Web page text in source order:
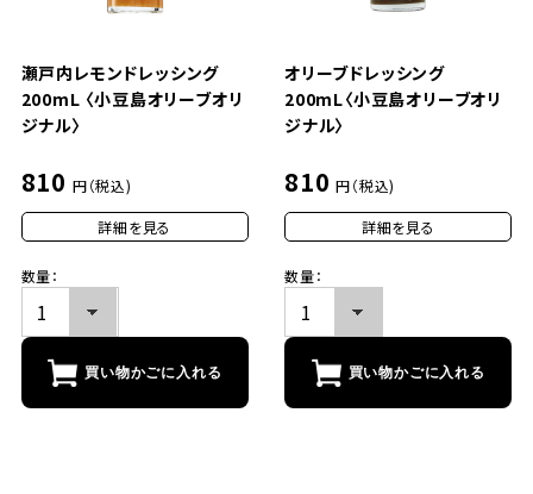
瀬戸内レモンドレッシング
200mL 〈小豆島オリーブオリ
ジナル〉
810 円（税込)
詳細を見る
数量：
買い物かごに入れる
オリーブドレッシング
200mL〈小豆島オリーブオリ
ジナル〉
810 円（税込)
詳細を見る
数量：
買い物かごに入れる